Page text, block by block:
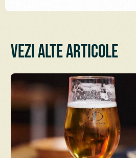
Vezi alte articole